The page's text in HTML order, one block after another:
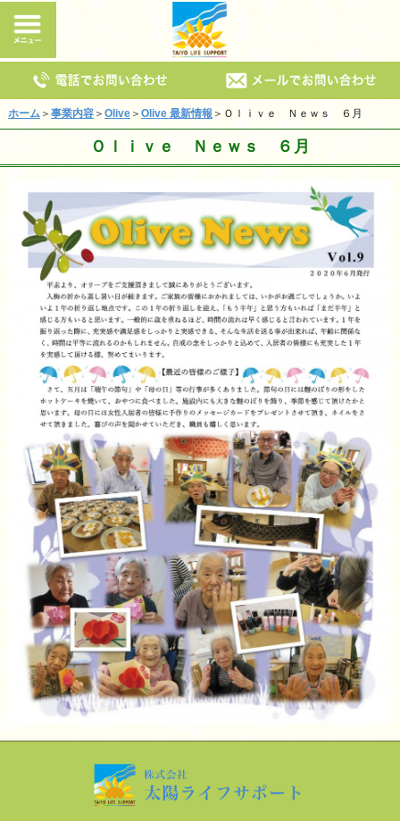
ホーム＞ 事業内容＞ Olive＞ Olive 最新情報 ＞Ｏｌｉｖｅ Ｎｅｗｓ ６月
Ｏｌｉｖｅ Ｎｅｗｓ ６月